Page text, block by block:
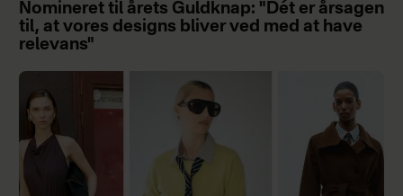
Nomineret til årets Guldknap: "Dét er årsagen
til, at vores designs bliver ved med at have
relevans"